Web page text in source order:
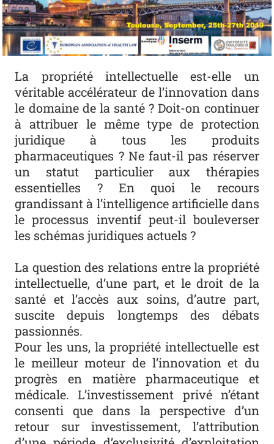
La propriété intellectuelle est-elle un
véritable accélérateur de l’innovation dans
le domaine de la santé ? Doit-on continuer
à attribuer le même type de protection
juridique à tous les produits
pharmaceutiques ? Ne faut-il pas réserver
un statut particulier aux thérapies
essentielles ? En quoi le recours
grandissant à l’intelligence artificielle dans
le processus inventif peut-il bouleverser
les schémas juridiques actuels ?
La question des relations entre la propriété
intellectuelle, d’une part, et le droit de la
santé et l’accès aux soins, d’autre part,
suscite depuis longtemps des débats
passionnés.
Pour les uns, la propriété intellectuelle est
le meilleur moteur de l’innovation et du
progrès en matière pharmaceutique et
médicale. L’investissement privé n’étant
consenti que dans la perspective d’un
retour sur investissement, l’attribution